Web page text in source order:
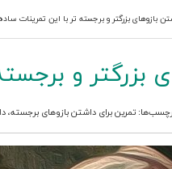
بازوهای بزرگتر و برجسته تر با این تمرینات ساده
بزرگتر و
تمرین برای داشتن بازوهای برجسته،